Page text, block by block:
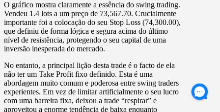
O gráfico mostra claramente a essência do swing trading.
Vendeu 1.4 lots a um preço de 73,567.70. Crucialmente
importante foi a colocação do seu Stop Loss (74,300.00),
que definiu de forma lógica e segura acima do último
nível de resistência, protegendo o seu capital de uma
inversão inesperada do mercado.
No entanto, a principal lição desta trade é o facto de ela
não ter um Take Profit fixo definido. Esta é uma
abordagem muito comum e poderosa entre swing traders
experientes. Em vez de limitar artificialmente o seu lucro
com uma barreira fixa, deixou a trade “respirar” e
aproveitou a enorme tendência de baixa enquanto